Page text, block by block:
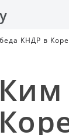
КНДР в
Ким